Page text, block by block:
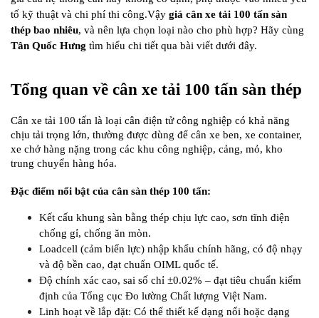
tố kỹ thuật và chi phí thi công.Vậy giá cân xe tải 100 tấn sàn
thép bao nhiêu
Tân Quốc Hưng tìm hiểu chi tiết qua bài viết dưới đây.
Tổng quan về cân xe tải 100 tấn sàn thép
Cân xe tải 100 tấn là loại cân điện tử công nghiệp có khả năng
chịu tải trọng lớn, thường được dùng để cân xe ben, xe container,
xe chở hàng nặng trong các khu công nghiệp, cảng, mỏ, kho
trung chuyển hàng hóa.
Đặc điểm nổi bật của cân sàn thép 100 tấn:
Kết cấu khung sàn bằng thép chịu lực cao, sơn tĩnh điện
chống gỉ, chống ăn mòn.
Loadcell (cảm biến lực) nhập khẩu chính hãng, có độ nhạy
và độ bền cao, đạt chuẩn OIML quốc tế.
Độ chính xác cao, sai số chỉ ±0.02% – đạt tiêu chuẩn kiểm
định của Tổng cục Đo lường Chất lượng Việt Nam.
Linh hoạt về lắp đặt: Có thể thiết kế dạng nổi hoặc dạng